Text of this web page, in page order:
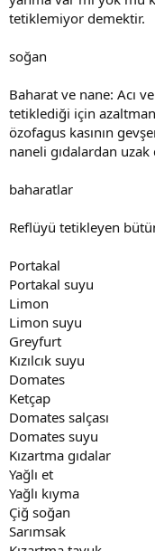
tetiklemiyor demektir.
soğan
Baharat ve nane: Acı
tetiklediği için
özofagus kasının
naneli gıdalardan uzak
baharatlar
Reflüyü tetikleyen
Portakal
Portakal suyu
Limon
Limon suyu
Greyfurt
Kızılcık suyu
Domates
Ketçap
Domates salçası
Domates suyu
Kızartma gıdalar
Yağlı et
Yağlı kıyma
Çiğ soğan
Sarımsak